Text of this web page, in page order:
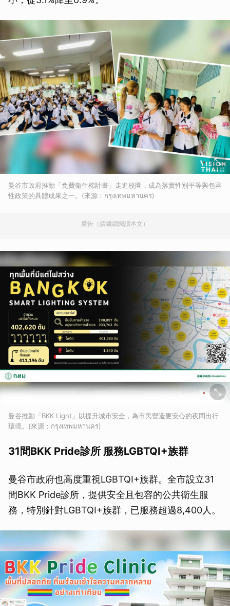
曼谷市政府推動「免費衛生棉計畫」走進校園，成為落實性別平等與包容
性政策的具體成果之一。(來源：กรุงเทพมหานคร)
廣告（請繼續閱讀本文）
曼谷推動「BKK Light」以提升城市安全，為市民營造更安心的夜間出行
環境。(來源：กรุงเทพมหานคร)
31間BKK Pride診所 服務LGBTQI+族群
曼谷市政府也高度重視LGBTQI+族群。全市設立31
間BKK Pride診所，提供安全且包容的公共衛生服
務，特別針對LGBTQI+族群，已服務超過8,400人。